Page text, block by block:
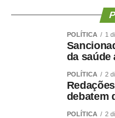
valorização do serviço
igualdade de
COMENTE ABAIXO:
POLÍTICA 1
da saúde
POLÍTICA 2
debatem
POLÍTICA 2